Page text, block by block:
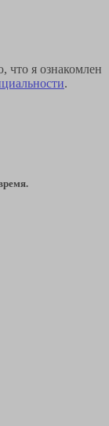
я ознакомлен
.